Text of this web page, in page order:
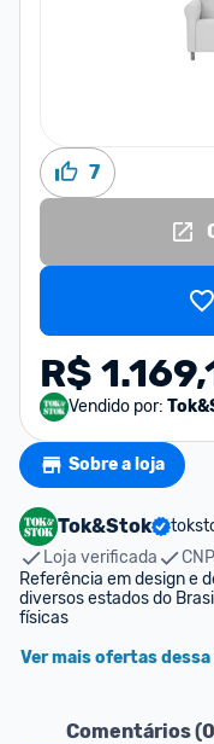
7
R$
Vendido por:
Sobre a loja
Tok&Stok
Loja verificada
Referência em design e
diversos estados do
físicas
Ver mais ofertas dessa
Comentários (0